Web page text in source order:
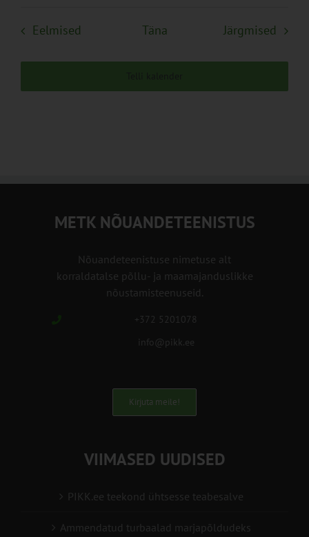
Eelmised SündmusedTäna Järgmised
METK NÕUANDETEENISTUS
Nõuandeteenistuse nimetuse alt
korraldatalse põllu- ja maamajanduslikke
nõustamisteenuseid.
+372 5201078
info@pikk.ee
Kirjuta meile!
VIIMASED UUDISED
PIKK.ee teekond ühtsesse teabesalve
Ammendatud turbaalad marjapõldudeks